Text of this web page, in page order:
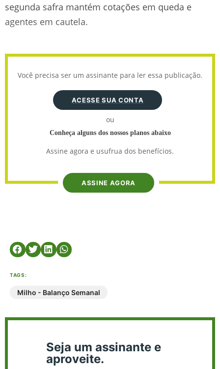
segunda safra mantém cotações em queda e
agentes em cautela.
Você precisa ser um assinante para ler essa publicação.
ACESSE SUA CONTA
ou
Conheça alguns dos nossos planos abaixo
Assine agora e usufrua dos benefícios.
ASSINE AGORA
TAGS:
Milho - Balanço Semanal
Seja um assinante e
aproveite.